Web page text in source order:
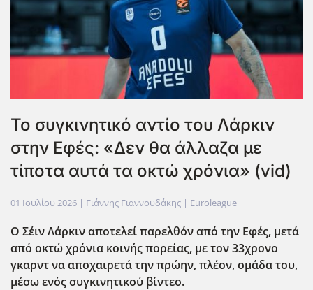
Το συγκινητικό αντίο του Λάρκιν
στην Εφές: «Δεν θα άλλαζα με
τίποτα αυτά τα οκτώ χρόνια» (vid)
01 Ιουλίου 2026 | Γιάννης Γιαννουδάκης | Euroleague
Ο Σέιν Λάρκιν αποτελεί παρελθόν από την Εφές, μετά
από οκτώ χρόνια κοινής πορείας, με τον 33χρονο
γκαρντ να αποχαιρετά την πρώην, πλέον, ομάδα του,
μέσω ενός συγκινητικού βίντεο.